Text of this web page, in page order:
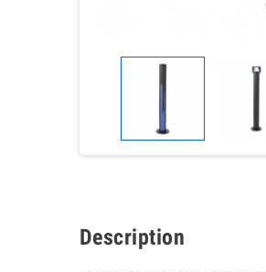
Description